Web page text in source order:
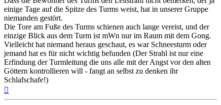
einige Tage auf die Spitze des Turms weist, hat in unserer Gruppe
niemanden gestört.
Die Tore am Fuße des Turms schienen auch lange vereist, und der
einzige Blick aus dem Turm ist mWn nur im Raum mit dem Gong.
Vielleicht hat niemand heraus geschaut, es war Schneesturm oder
jemand hat es für nicht wichtig befunden (Der Strahl ist nur eine
Erfindung der Turmleitung die uns alle mit der Angst vor den alten
Göttern kontrollieren will - fangt an selbst zu denken ihr
Schlafschafe!)